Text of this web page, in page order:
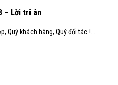
– Lời tri ân
Quý khách hàng, Quý đối tác !...